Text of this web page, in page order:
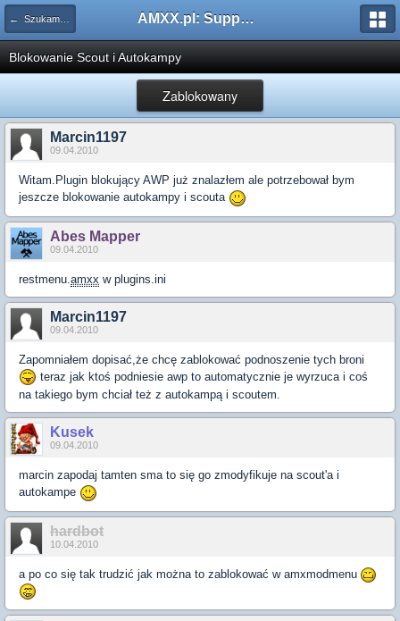
← Szukam pluginu AMXX.pl: Support AMX Mod X i SourceMod
Blokowanie Scout i Autokampy
Zablokowany
Marcin1197
09.04.2010
Witam.Plugin blokujący AWP już znalazłem ale potrzebował bym
jeszcze blokowanie autokampy i scouta
Abes Mapper
09.04.2010
restmenu. amxx w plugins.ini
Marcin1197
09.04.2010
Zapomniałem dopisać,że chcę zablokować podnoszenie tych broni
teraz jak ktoś podniesie awp to automatycznie je wyrzuca i coś
na takiego bym chciał też z autokampą i scoutem.
Kusek
09.04.2010
marcin zapodaj tamten sma to się go zmodyfikuje na scout'a i
autokampe
hardbot
10.04.2010
a po co się tak trudzić jak można to zablokować w amxmodmenu